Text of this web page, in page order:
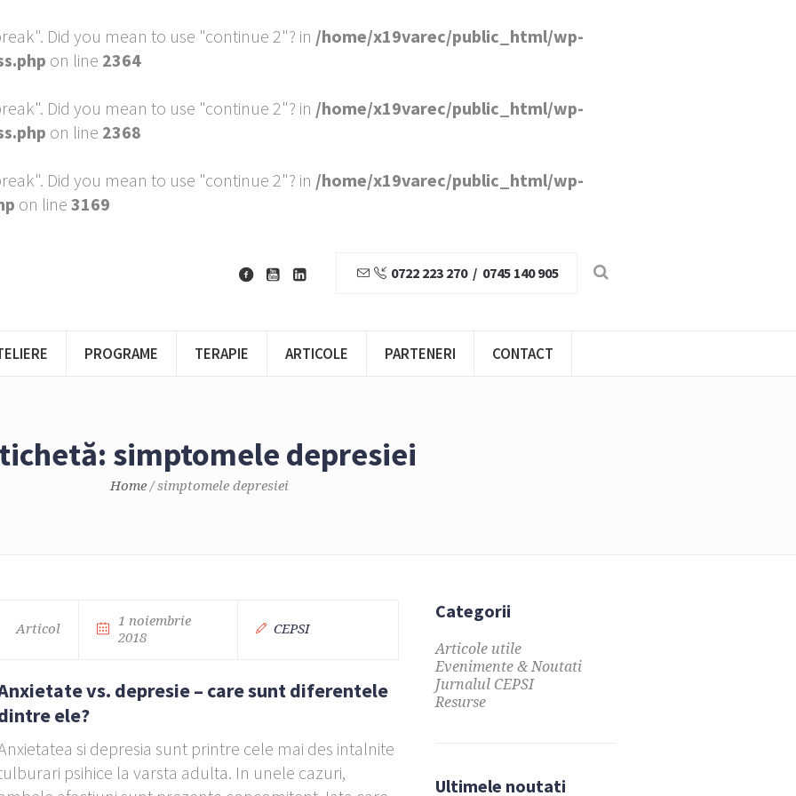
Did you mean to use "continue 2"? in /home/x19varec/public_html/wp-
on line 2364
Did you mean to use "continue 2"? in /home/x19varec/public_html/wp-
on line 2368
Did you mean to use "continue 2"? in /home/x19varec/public_html/wp-
on line 3169
0722 223 270 / 0745 140 905
PROGRAME TERAPIE ARTICOLE PARTENERI CONTACT
simptomele depresiei
Home /simptomele depresiei
Articol
1 noiembrie
2018
CEPSI
vs. depresie – care sunt diferentele
ele?
si depresia sunt printre cele mai des intalnite
psihice la varsta adulta. In unele cazuri,
Categorii
Articole utile
Evenimente & Noutati
Jurnalul CEPSI
Resurse
Ultimele noutati